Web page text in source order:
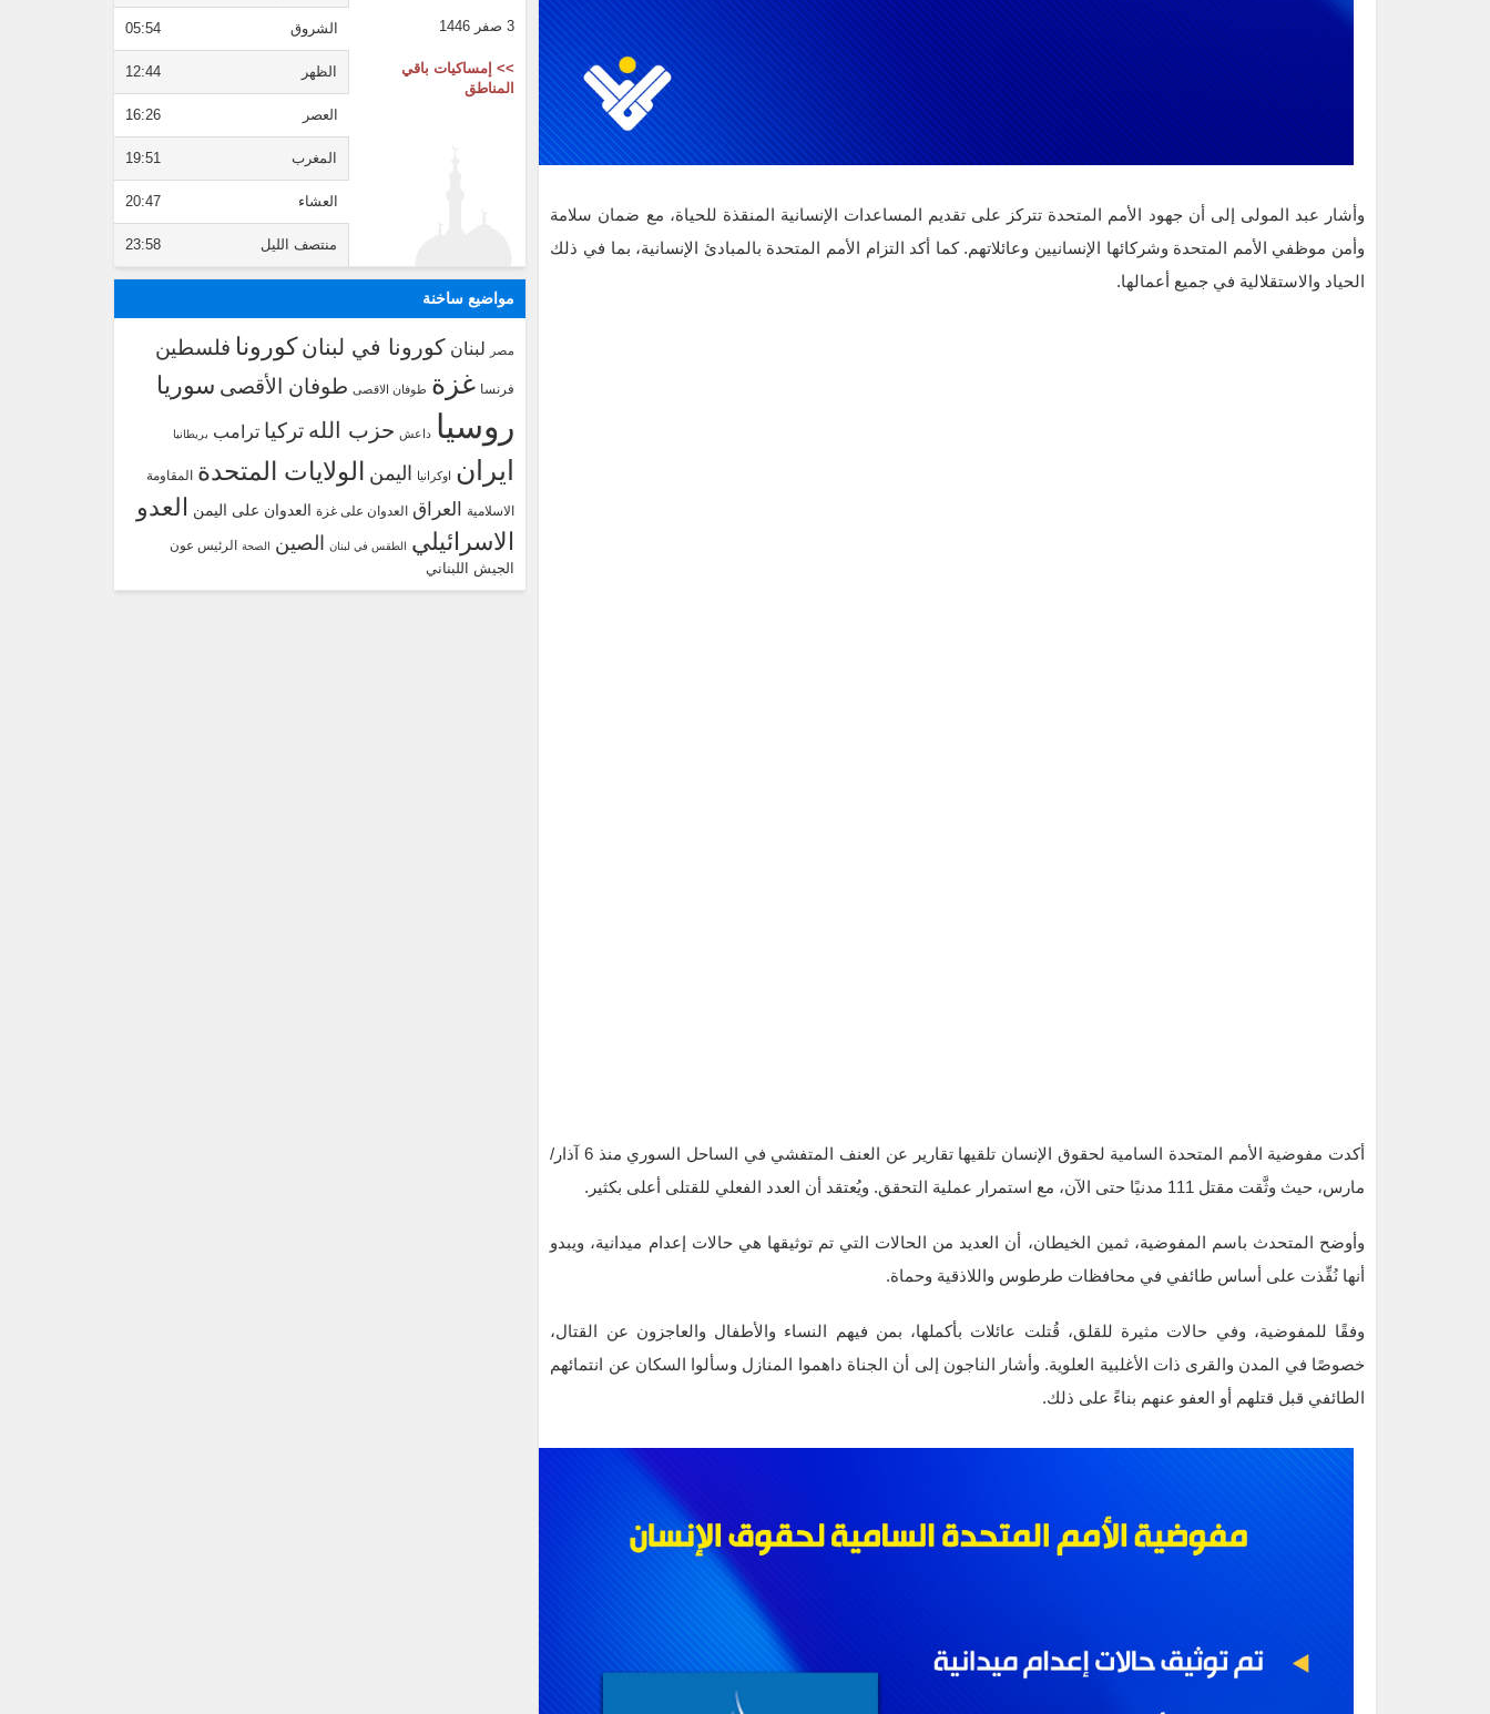
وأشار عبد المولى إلى أن جهود الأمم المتحدة تتركز على تقديم المساعدات الإنسانية المنقذة للحياة، مع ضمان سلامة
وأمن موظفي الأمم المتحدة وشركائها الإنسانيين وعائلاتهم. كما أكد التزام الأمم المتحدة بالمبادئ الإنسانية، بما في ذلك
الحياد والاستقلالية في جميع أعمالها.
أكدت مفوضية الأمم المتحدة السامية لحقوق الإنسان تلقيها تقارير عن العنف المتفشي في الساحل السوري منذ 6 آذار/
مارس، حيث وثَّقت مقتل 111 مدنيًا حتى الآن، مع استمرار عملية التحقق. ويُعتقد أن العدد الفعلي للقتلى أعلى بكثير.
وأوضح المتحدث باسم المفوضية، ثمين الخيطان، أن العديد من الحالات التي تم توثيقها هي حالات إعدام ميدانية، ويبدو
أنها نُفِّذت على أساس طائفي في محافظات طرطوس واللاذقية وحماة.
وفقًا للمفوضية، وفي حالات مثيرة للقلق، قُتلت عائلات بأكملها، بمن فيهم النساء والأطفال والعاجزون عن القتال،
خصوصًا في المدن والقرى ذات الأغلبية العلوية. وأشار الناجون إلى أن الجناة داهموا المنازل وسألوا السكان عن انتمائهم
الطائفي قبل قتلهم أو العفو عنهم بناءً على ذلك.
3 صفر 1446
>> إمساكيات باقي
المناطق
الشروق 05:54
الظهر 12:44
العصر 16:26
المغرب 19:51
العشاء 20:47
منتصف الليل 23:58
مواضيع ساخنة
مصر لبنان كورونا في لبنان كورونا فلسطين
فرنسا غزة طوفان الاقصى طوفان الأقصى سوريا
روسيا داعش حزب الله تركيا ترامب بريطانيا
ايران اوكرانيا اليمن الولايات المتحدة المقاومة
الاسلامية العراق العدوان على غزة العدوان على اليمن العدو
الاسرائيلي الطقس في لبنان الصين الصحة الرئيس عون
الجيش اللبناني